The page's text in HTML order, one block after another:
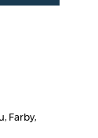
Farby,